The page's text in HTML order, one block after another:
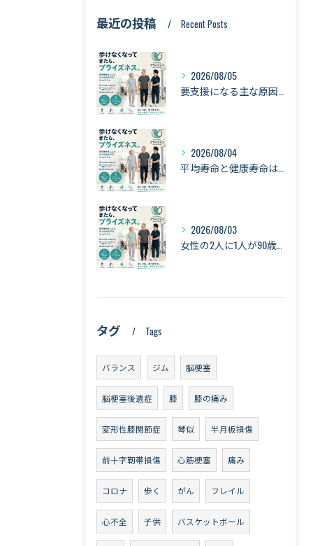
最近の投稿 Recent Posts
2026/08/05
2026/08/04
2026/08/03
タグ Tags
バランス ジム 脳梗塞
脳梗塞後遺症 膝 膝の痛み
変形性膝関節症 琴似 半月板損傷
前十字靭帯損傷 心筋梗塞 痛み
コロナ 歩く がん フレイル
心不全 子供 バスケットボール